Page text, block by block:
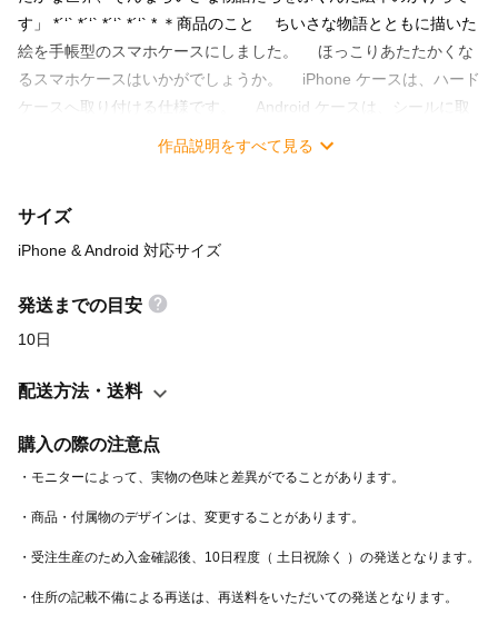
す」 *´‘` *´‘` *´‘` *´‘` * ＊商品のこと ちいさな物語とともに描いた
絵を手帳型のスマホケースにしました。 ほっこりあたたかくな
るスマホケースはいかがでしょうか。 iPhone ケースは、ハード
ケースへ取り付ける仕様です。 Android ケースは、シールに取
り付ける仕様で、適合サイズ以下の機種であれば使用できます。
ため入金確認後、10日程度（ 土日祝除く ）での発送となります。
＊対応機種のこと - iPhone 5シリーズ - iPhone 6シリーズ -
iPhone 12シリーズ - iPhone 13シリーズ - iPhone 14 - iPhone 14
Pro - iPhone 14 Pro Max - iPhone 14 Plus - iPhone 15 - iPhone
iPhone 16 Pro - iPhone 16 Pro Max - iPhone 16 Plus - iPhone
Air - iPhone 17e - Android S ( 適合サイズ：133 × 65mm ) -
Android M ( 適合サイズ：150 × 80mm ) - Android L ( 適合サイ
選択してください。 iPhone Plus / iPhone Max / iPhone 16e /
iPhone 17e / iPhone 17 Air / Android L は、追加料金 500円にて注
前にお気軽にご相談ください。 ＊素材のこと
作品説明をすべて見る
サイズ
iPhone & Android 対応サイズ
発送までの目安
10日
配送方法・送料
購入の際の注意点